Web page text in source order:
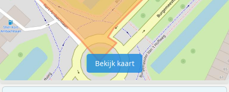
Bekijk kaart